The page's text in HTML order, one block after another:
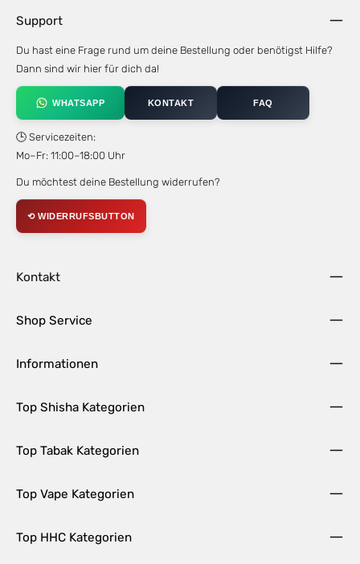
Support
Du hast eine Frage rund um deine Bestellung oder benötigst Hilfe?
Dann sind wir hier für dich da!
WHATSAPP KONTAKT FAQ
🕒 Servicezeiten:
Mo–Fr: 11:00–18:00 Uhr
Du möchtest deine Bestellung widerrufen?
⟲ WIDERRUFSBUTTON
Kontakt
Shop Service
Informationen
Top Shisha Kategorien
Top Tabak Kategorien
Top Vape Kategorien
Top HHC Kategorien